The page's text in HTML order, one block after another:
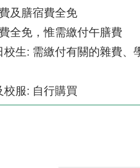
及膳宿費全免
全免，惟需繳付午膳費
校生: 需繳付有關的雜費、
校服: 自行購買